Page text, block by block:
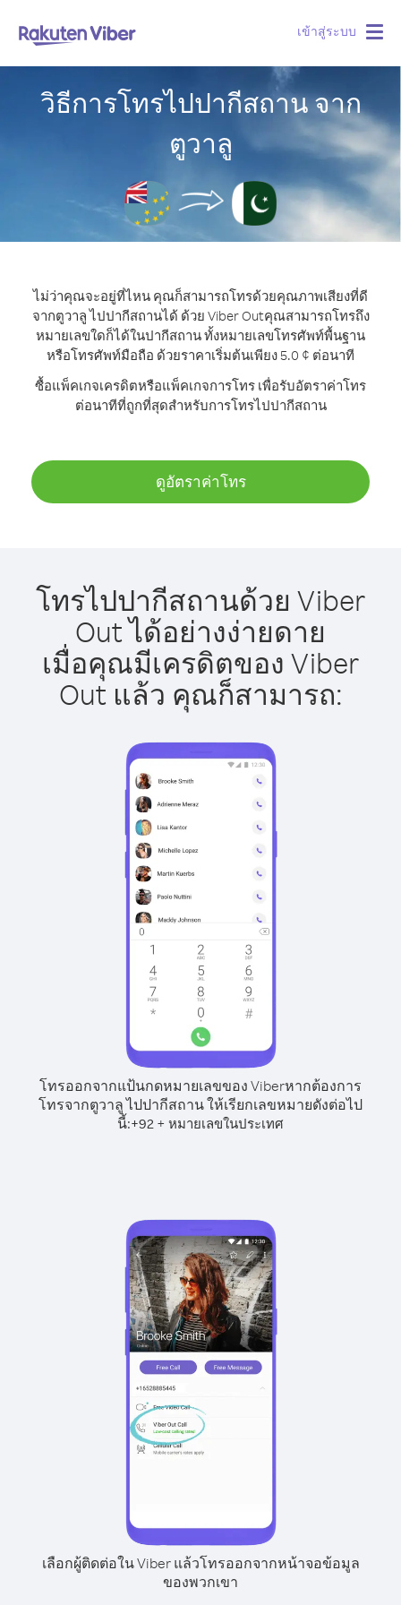
เข้าสู่ระบบ
วิธีการโทรไปปากีสถาน จาก
ตูวาลู
ไม่ว่าคุณจะอยู่ที่ไหน คุณก็สามารถโทรด้วยคุณภาพเสียงที่ดี
จากตูวาลู ไปปากีสถานได้ ด้วย Viber Outคุณสามารถโทรถึง
หมายเลขใดก็ได้ในปากีสถาน ทั้งหมายเลขโทรศัพท์พื้นฐาน
หรือโทรศัพท์มือถือ ด้วยราคาเริ่มต้นเพียง 5.0 ¢ ต่อนาที
ซื้อแพ็คเกจเครดิตหรือแพ็คเกจการโทร เพื่อรับอัตราค่าโทร
ต่อนาทีที่ถูกที่สุดสำหรับการโทรไปปากีสถาน
ดูอัตราค่าโทร
โทรไปปากีสถานด้วย Viber
Out ได้อย่างง่ายดาย
เมื่อคุณมีเครดิตของ Viber
Out แล้ว คุณก็สามารถ:
โทรออกจากแป้นกดหมายเลขของ Viberหากต้องการ
โทรจากตูวาลู ไปปากีสถาน ให้เรียกเลขหมายดังต่อไป
นี้:+92 + หมายเลขในประเทศ
เลือกผู้ติดต่อใน Viber แล้วโทรออกจากหน้าจอข้อมูล
ของพวกเขา